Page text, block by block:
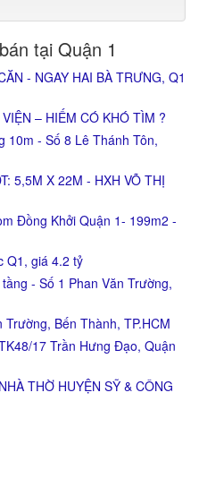
tại Quận 1
- NGAY HAI BÀ TRƯNG, Q1
– HIẾM CÓ KHÓ TÌM ?
10m - Số 8 Lê Thánh Tôn,
5,5M X 22M - HXH VÕ THỊ
Đồng Khởi Quận 1- 199m2 -
Q1, giá 4.2 tỷ
- Số 1 Phan Văn Trường,
Bến Thành, TP.HCM
17 Trần Hưng Đạo, Quận
THỜ HUYỆN SỸ & CÔNG